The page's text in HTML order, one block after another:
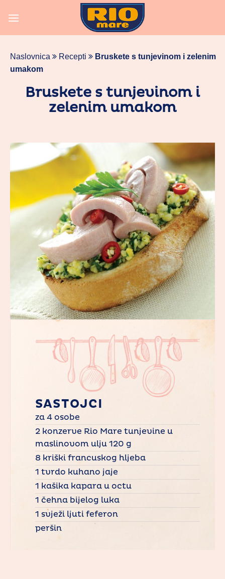
Naslovnica Recepti
Bruskete s tunjevinom i zelenim
umakom
Bruskete s tunjevinom i
zelenim umakom
SASTOJCI
za 4 osobe
2 konzerve Rio Mare tunjevine u
maslinovom ulju 120 g
8 kriški francuskog hljeba
1 tvrdo kuhano jaje
1 kašika kapara u octu
1 čehna bijelog luka
1 svježi ljuti feferon
peršin